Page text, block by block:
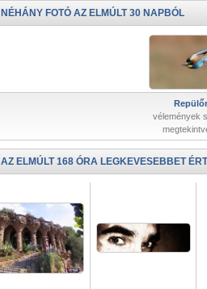
NÉHÁNY FOTÓ AZ ELMÚLT 30 NAPBÓL
vélemények
AZ ELMÚLT 168 ÓRA LEGKEVESEBBET